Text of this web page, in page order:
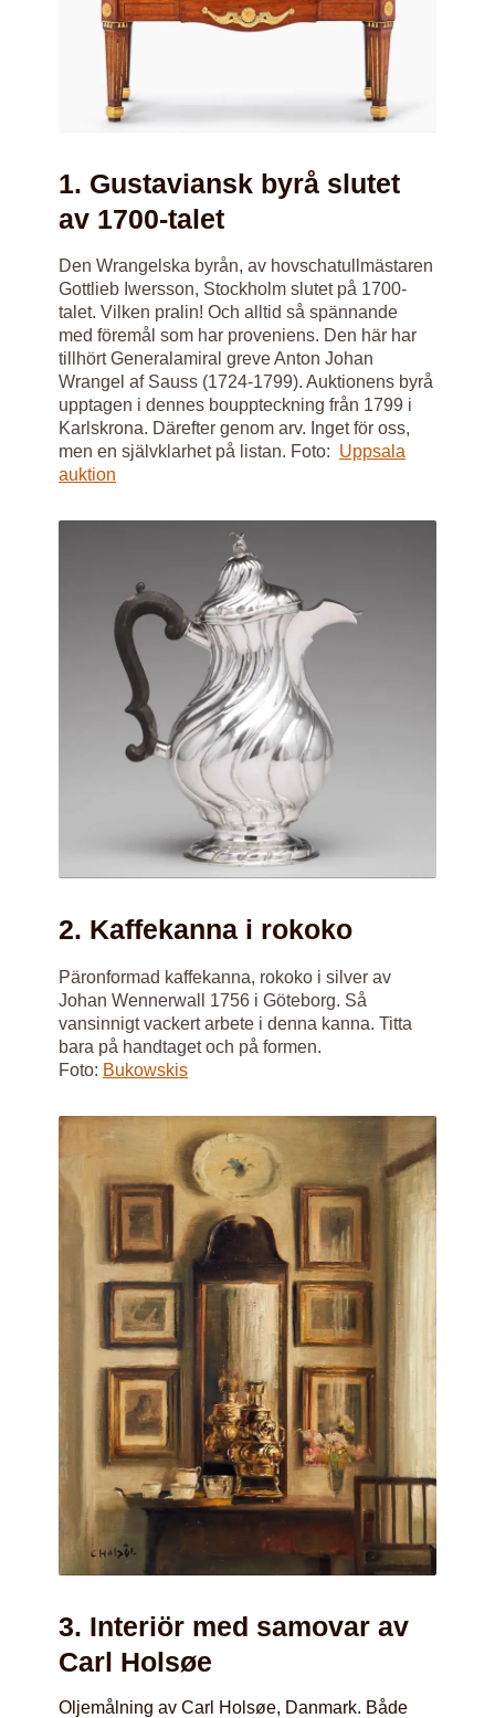
1. Gustaviansk byrå slutet
av 1700-talet
Den Wrangelska byrån, av hovschatullmästaren
Gottlieb Iwersson, Stockholm slutet på 1700-
talet. Vilken pralin! Och alltid så spännande
med föremål som har proveniens. Den här har
tillhört Generalamiral greve Anton Johan
Wrangel af Sauss (1724‑1799). Auktionens byrå
upptagen i dennes bouppteckning från 1799 i
Karlskrona. Därefter genom arv. Inget för oss,
men en självklarhet på listan. Foto: Uppsala
auktion
2. Kaffekanna i rokoko
Päronformad kaffekanna, rokoko i silver av
Johan Wennerwall 1756 i Göteborg. Så
vansinnigt vackert arbete i denna kanna. Titta
bara på handtaget och på formen.
Foto: Bukowskis
3. Interiör med samovar av
Carl Holsøe
Oljemålning av Carl Holsøe, Danmark. Både